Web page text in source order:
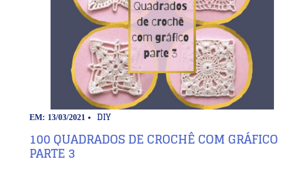
EM: 13/03/2021 DIY
100 QUADRADOS DE CROCHÊ COM GRÁFICO
PARTE 3